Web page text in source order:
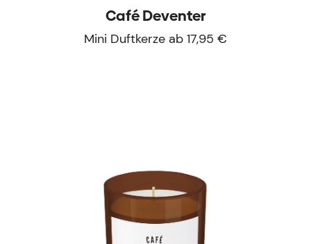
Café Deventer
Mini Duftkerze ab 17,95 €